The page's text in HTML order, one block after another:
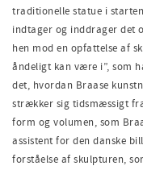
traditionelle statue i
indtager og inddrager det
hen mod en opfattelse af
åndeligt kan være i”, som
det, hvordan Braase
strækker sig tidsmæssigt
form og volumen, som
assistent for den danske
forståelse af skulpturen,